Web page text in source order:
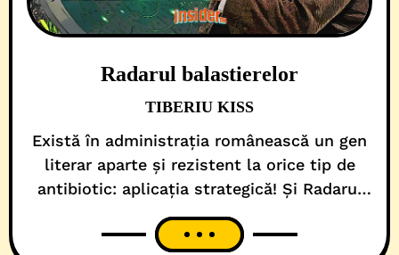
Radarul balastierelor
TIBERIU KISS
Există în administrația românească un gen
literar aparte și rezistent la orice tip de
antibiotic: aplicația strategică! Și Radarul
Balastierelor este exact acest gen literar.
De fapt, nu e o carte, ci o platformă